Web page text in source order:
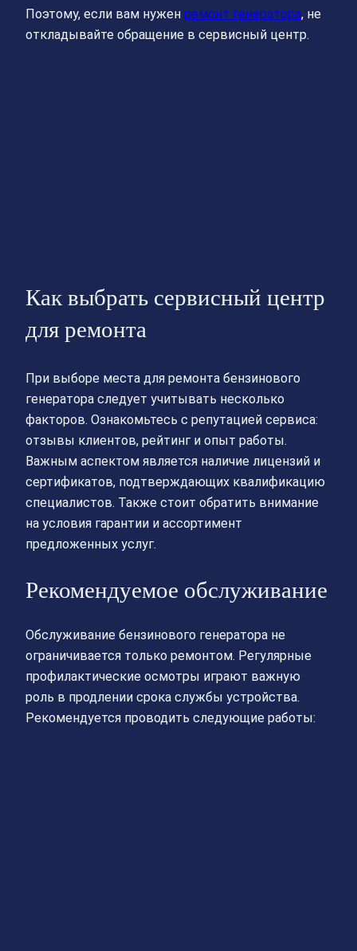
Поэтому, если вам нужен ремонт генератора, не
откладывайте обращение в сервисный центр.
Как выбрать сервисный центр
для ремонта
При выборе места для ремонта бензинового
генератора следует учитывать несколько
факторов. Ознакомьтесь с репутацией сервиса:
отзывы клиентов, рейтинг и опыт работы.
Важным аспектом является наличие лицензий и
сертификатов, подтверждающих квалификацию
специалистов. Также стоит обратить внимание
на условия гарантии и ассортимент
предложенных услуг.
Рекомендуемое обслуживание
Обслуживание бензинового генератора не
ограничивается только ремонтом. Регулярные
профилактические осмотры играют важную
роль в продлении срока службы устройства.
Рекомендуется проводить следующие работы: